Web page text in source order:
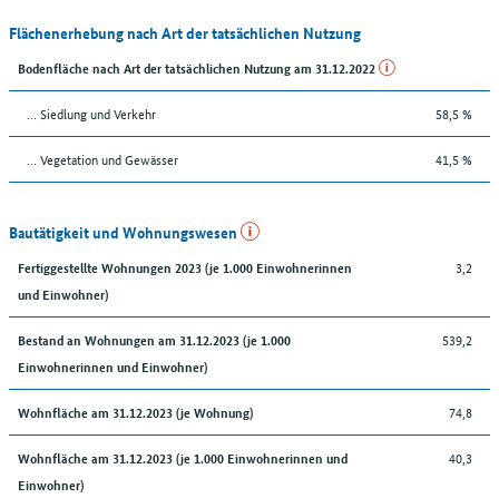
Flächenerhebung nach Art der tatsächlichen Nutzung
Bodenfläche nach Art der tatsächlichen Nutzung am 31.12.2022
… Siedlung und Verkehr 58,5 %
… Vegetation und Gewässer 41,5 %
Bautätigkeit und Wohnungswesen
Fertiggestellte Wohnungen 2023 (je 1.000 Einwohnerinnen
und Einwohner)
3,2
Bestand an Wohnungen am 31.12.2023 (je 1.000
Einwohnerinnen und Einwohner)
539,2
Wohnfläche am 31.12.2023 (je Wohnung) 74,8
Wohnfläche am 31.12.2023 (je 1.000 Einwohnerinnen und
Einwohner)
40,3